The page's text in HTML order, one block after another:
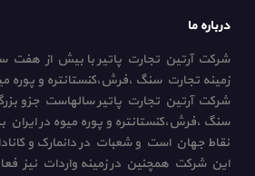
درباره ما
شرکت آرتین تجارت پاتیر با بیش از هفت
زمینه تجارت سنگ ،فرش،کنستانتره و پوره
شرکت آرتین تجارت پاتیر سالهاست جزو
سنگ ،فرش،کنستانتره و پوره میوه در
نقاط جهان است و شعبات در دانمارک و
این شرکت همچنین در زمینه واردات نیز